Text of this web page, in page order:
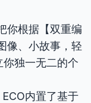
你根据【双重编
像、小故事，轻
独一无二的个
ECO内置了基于